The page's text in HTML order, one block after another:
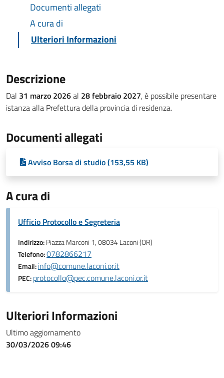
Documenti allegati
A cura di
Ulteriori Informazioni
Descrizione
Dal 31 marzo 2026al 28 febbraio 2027, è possibile presentare
istanza alla Prefettura della provincia di residenza.
Documenti allegati
Avviso Borsa di studio (153,55 KB)
A cura di
Ufficio Protocollo e Segreteria
Indirizzo:Piazza Marconi 1, 08034 Laconi (OR)
Telefono:0782866217
Email:info@comune.laconi.or.it
PEC:protocollo@pec.comune.laconi.or.it
Ulteriori Informazioni
Ultimo aggiornamento
30/03/2026 09:46